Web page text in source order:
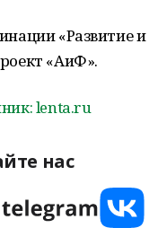
«Развитие
«АиФ».
lenta.ru
нас